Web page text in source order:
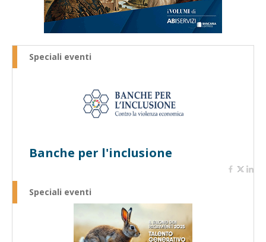
Speciali eventi
Banche per l'inclusione
Speciali eventi